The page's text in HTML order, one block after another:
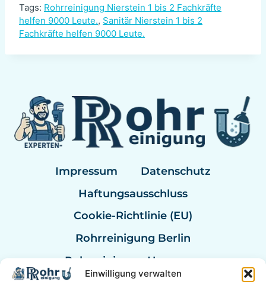
Einwilligung verwalten
Tags: Rohrreinigung Nierstein 1 bis 2 Fachkräfte
helfen 9000 Leute., Sanitär Nierstein 1 bis 2
Fachkräfte helfen 9000 Leute.
Impressum
Datenschutz
Haftungsausschluss
Cookie-Richtlinie (EU)
Rohrreinigung Berlin
Rohrreinigung Hannover